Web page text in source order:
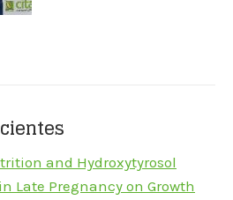
and Hydroxytyrosol
Late Pregnancy on Growth